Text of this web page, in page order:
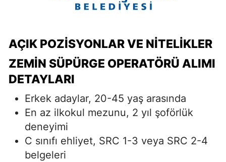
AÇIK POZISYONLAR VE NITELIKLER
ZEMIN SÜPÜRGE OPERATÖRÜ ALIMI
DETAYLARI
Erkek adaylar, 20-45 yaş arasında
En az ilkokul mezunu, 2 yıl şoförlük
deneyimi
C sınıfı ehliyet, SRC 1-3 veya SRC 2-4
belgeleri